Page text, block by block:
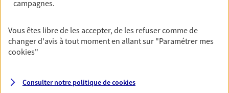
PRENDRE RENDEZ-VOUS
N° Orias * (orias.fr) : 22006800
campagnes.
Vous êtes libre de les accepter, de les refuser comme de
changer d'avis à tout moment en allant sur "Paramétrer mes
cookies"
Consulter notre politique decookies